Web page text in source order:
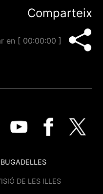
Comparteix
en [ 00:00:00 ]
DE LES ILLES